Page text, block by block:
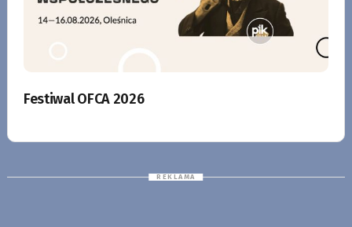
Festiwal OFCA 2026